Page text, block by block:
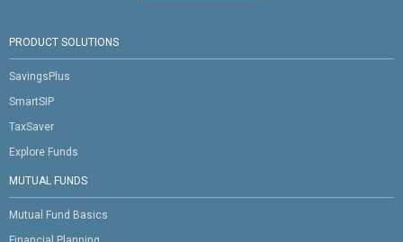
PRODUCT SOLUTIONS
SavingsPlus
SmartSIP
TaxSaver
Explore Funds
MUTUAL FUNDS
Mutual Fund Basics